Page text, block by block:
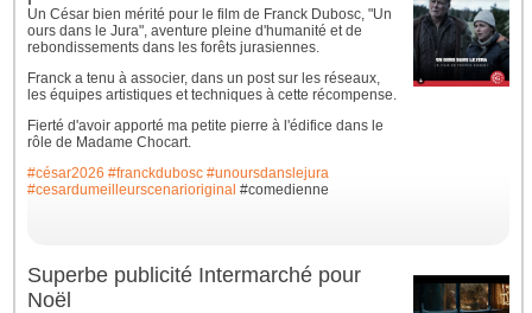
Un César bien mérité pour le film de Franck Dubosc, "Un
ours dans le Jura", aventure pleine d'humanité et de
rebondissements dans les forêts jurasiennes.
Franck a tenu à associer, dans un post sur les réseaux,
les équipes artistiques et techniques à cette récompense.
Fierté d'avoir apporté ma petite pierre à l'édifice dans le
rôle de Madame Chocart.
#césar2026 #franckdubosc #unoursdanslejura
#cesardumeilleurscenarioriginal #comedienne
Superbe publicité Intermarché pour
Noël